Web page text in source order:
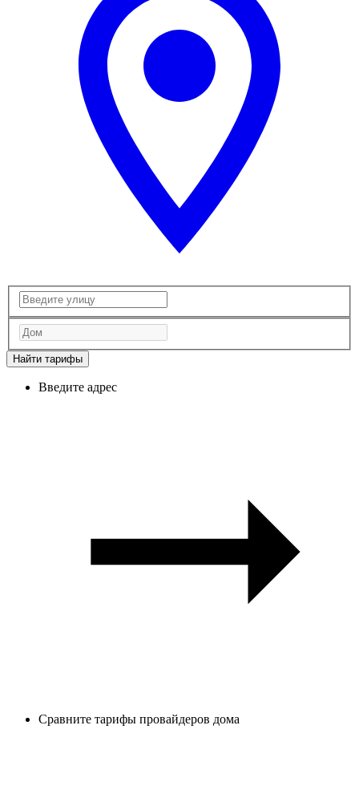
Найти тарифы
Введите адрес
Сравните тарифы провайдеров дома